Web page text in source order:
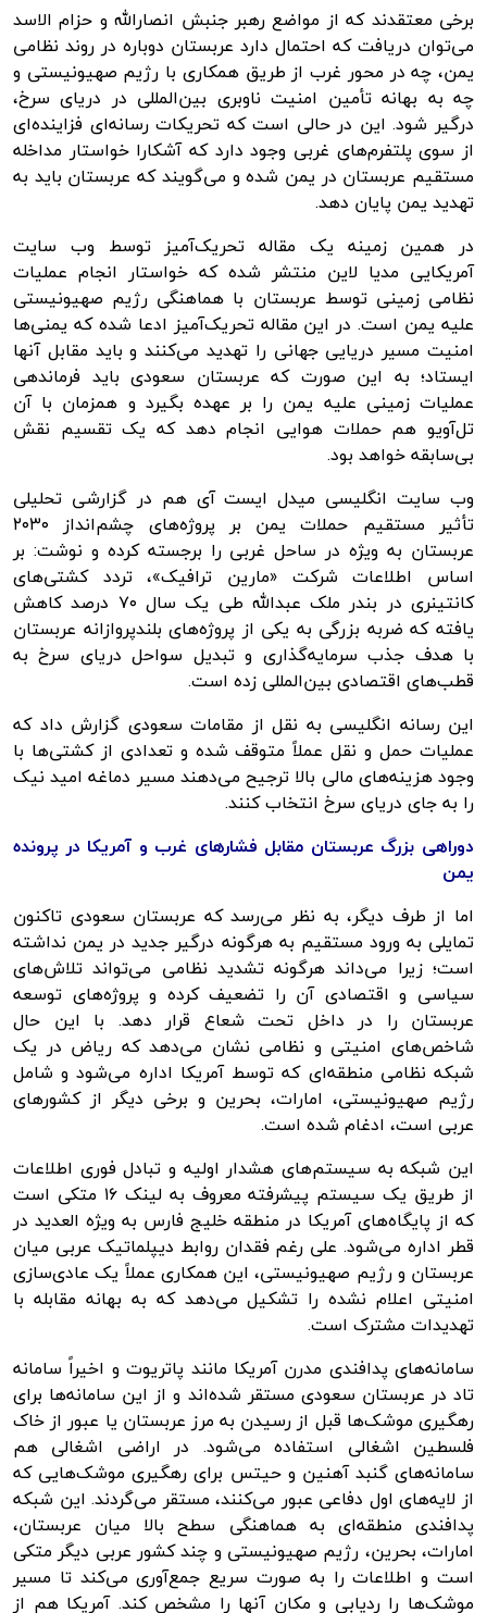
برخی معتقدند که از مواضع رهبر جنبش انصارالله و حزام الاسد
می‌توان دریافت که احتمال دارد عربستان دوباره در روند نظامی
یمن، چه در محور غرب از طریق همکاری با رژیم صهیونیستی و
چه به بهانه تأمین امنیت ناوبری بین‌المللی در دریای سرخ،
درگیر شود. این در حالی است که تحریکات رسانه‌ای فزاینده‌ای
از سوی پلتفرم‌های غربی وجود دارد که آشکارا خواستار مداخله
مستقیم عربستان در یمن شده و می‌گویند که عربستان باید به
تهدید یمن پایان دهد.
در همین زمینه یک مقاله تحریک‌آمیز توسط وب سایت
آمریکایی مدیا لاین منتشر شده که خواستار انجام عملیات
نظامی زمینی توسط عربستان با هماهنگی رژیم صهیونیستی
علیه یمن است. در این مقاله تحریک‌آمیز ادعا شده که یمنی‌ها
امنیت مسیر دریایی جهانی را تهدید می‌کنند و باید مقابل آنها
ایستاد؛ به این صورت که عربستان سعودی باید فرماندهی
عملیات زمینی علیه یمن را بر عهده بگیرد و همزمان با آن
تل‌آویو هم حملات هوایی انجام دهد که یک تقسیم نقش
بی‌سابقه خواهد بود.
وب سایت انگلیسی میدلایستآی هم در گزارشی تحلیلی
تأثیر مستقیم حملات یمن بر پروژه‌های چشم‌انداز ۲۰۳۰
عربستان به ویژه در ساحل غربی را برجسته کرده و نوشت: بر
اساس اطلاعات شرکت «مارین ترافیک»، تردد کشتی‌های
کانتینری در بندر ملک عبدالله طی یک سال ۷۰ درصد کاهش
یافته که ضربه بزرگی به یکی از پروژه‌های بلندپروازانه عربستان
با هدف جذب سرمایه‌گذاری و تبدیل سواحل دریای سرخ به
قطب‌های اقتصادی بین‌المللی زده است.
این رسانه انگلیسی به نقل از مقامات سعودی گزارش داد که
عملیات حمل و نقل عملاً متوقف شده و تعدادی از کشتی‌ها با
وجود هزینه‌های مالی بالا ترجیح می‌دهند مسیر دماغه امید نیک
را به جای دریای سرخ انتخاب کنند.
دوراهی بزرگ عربستان مقابل فشارهای غرب و آمریکا در پرونده
یمن
اما از طرف دیگر، به نظر می‌رسد که عربستان سعودی تاکنون
تمایلی به ورود مستقیم به هرگونه درگیر جدید در یمن نداشته
است؛ زیرا می‌داند هرگونه تشدید نظامی می‌تواند تلاش‌های
سیاسی و اقتصادی آن را تضعیف کرده و پروژه‌های توسعه
عربستان را در داخل تحت شعاع قرار دهد. با این حال
شاخص‌های امنیتی و نظامی نشان می‌دهد که ریاض در یک
شبکه نظامی منطقه‌ای که توسط آمریکا اداره می‌شود و شامل
رژیم صهیونیستی، امارات، بحرین و برخی دیگر از کشورهای
عربی است، ادغام شده است.
این شبکه به سیستم‌های هشدار اولیه و تبادل فوری اطلاعات
از طریق یک سیستم پیشرفته معروف به لینک ۱۶ متکی است
که از پایگاه‌های آمریکا در منطقه خلیج فارس به ویژه العدید در
قطر اداره می‌شود. علی رغم فقدان روابط دیپلماتیک عربی میان
عربستان و رژیم صهیونیستی، این همکاری عملاً یک عادی‌سازی
امنیتی اعلام نشده را تشکیل می‌دهد که به بهانه مقابله با
تهدیدات مشترک است.
سامانه‌های پدافندی مدرن آمریکا مانند پاتریوت و اخیراً سامانه
تاد در عربستان سعودی مستقر شده‌اند و از این سامانه‌ها برای
رهگیری موشک‌ها قبل از رسیدن به مرز عربستان یا عبور از خاک
فلسطین اشغالی استفاده می‌شود. در اراضی اشغالی هم
سامانه‌های گنبد آهنین وحیتس برای رهگیری موشک‌هایی که
از لایه‌های اول دفاعی عبور می‌کنند، مستقر می‌گردند. این شبکه
پدافندی منطقه‌ای به هماهنگی سطح بالا میان عربستان،
امارات، بحرین، رژیم صهیونیستی و چند کشور عربی دیگر متکی
است و اطلاعات را به صورت سریع جمع‌آوری می‌کند تا مسیر
موشک‌ها را ردیابی و مکان آنها را مشخص کند. آمریکا هم از